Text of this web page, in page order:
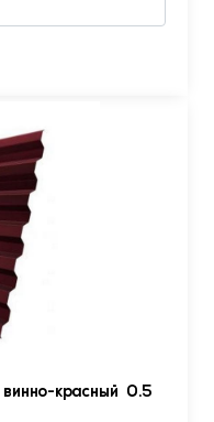
красный 0.5